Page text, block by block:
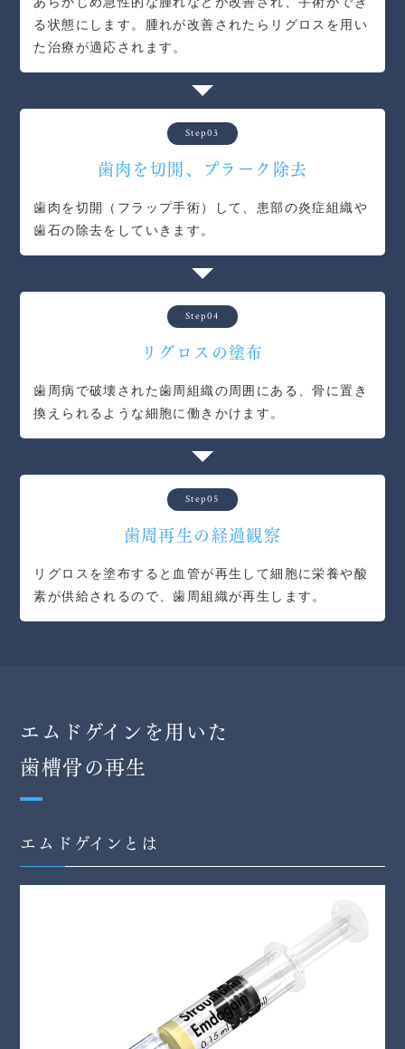
る状態にします。腫れが改善されたらリグロスを用い
た治療が適応されます。
Step03
歯肉を切開、プラーク除去
歯肉を切開（フラップ手術）して、患部の炎症組織や
歯石の除去をしていきます。
Step04
リグロスの塗布
歯周病で破壊された歯周組織の周囲にある、骨に置き
換えられるような細胞に働きかけます。
Step05
歯周再生の経過観察
リグロスを塗布すると血管が再生して細胞に栄養や酸
素が供給されるので、歯周組織が再生します。
エムドゲインを用いた
歯槽骨の再生
エムドゲインとは